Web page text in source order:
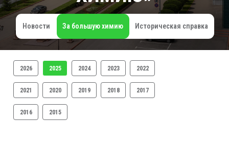
2026 2025 2024 2023 2022
2021 2020 2019 2018 2017
2016 2015